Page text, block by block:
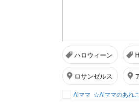
ハロウィーン
ロサンゼルス
Aiママ ☆Aiママのあれ